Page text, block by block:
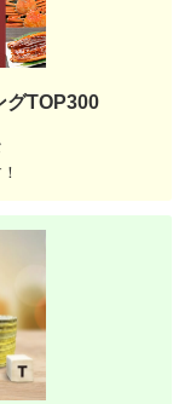
グTOP300